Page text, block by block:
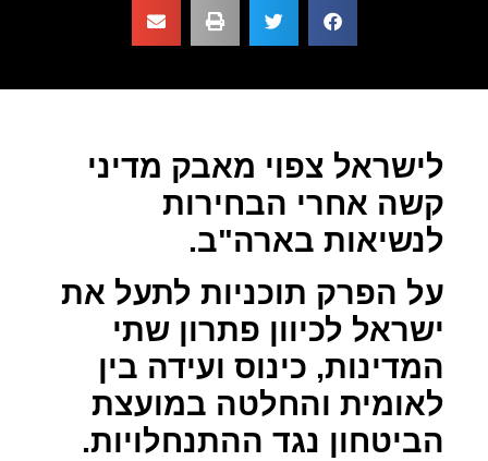
לישראל צפוי מאבק מדיני
קשה אחרי הבחירות
לנשיאות בארה"ב.
על הפרק תוכניות לתעל את
ישראל לכיוון פתרון שתי
המדינות, כינוס ועידה בין
לאומית והחלטה במועצת
הביטחון נגד ההתנחלויות.